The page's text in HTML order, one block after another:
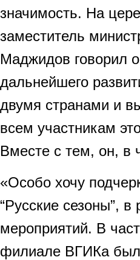
значимость. На
заместитель
Маджидов говорил
дальнейшего
двумя странами и
всем участникам
Вместе с тем, он, в
«Особо хочу
“Русские сезоны”,
мероприятий. В
филиале ВГИКа